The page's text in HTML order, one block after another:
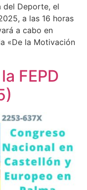
del Deporte, el
a las 16 horas
a cabo en
«De la Motivación
FEPD